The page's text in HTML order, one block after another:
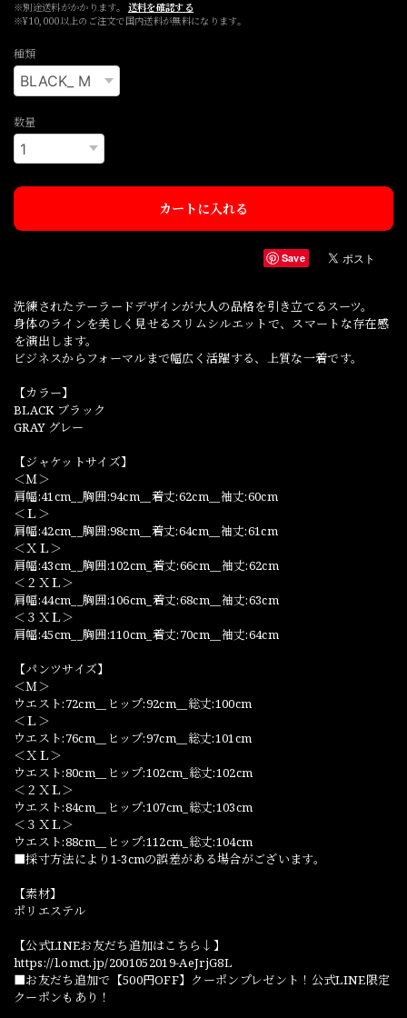
※別途送料がかかります。
送料を確認する
※¥10,000以上のご注文で国内送料が無料になります。
種類
数量
カートに入れる
Save
洗練されたテーラードデザインが大人の品格を引き立てるスーツ。
身体のラインを美しく見せるスリムシルエットで、スマートな存在感
を演出します。
ビジネスからフォーマルまで幅広く活躍する、上質な一着です。
【カラー】
BLACK ブラック
GRAY グレー
【ジャケットサイズ】
＜Ｍ＞
肩幅:41cm__胸囲:94cm__着丈:62cm__袖丈:60cm
＜Ｌ＞
肩幅:42cm__胸囲:98cm__着丈:64cm__袖丈:61cm
＜ＸＬ＞
肩幅:43cm__胸囲:102cm_着丈:66cm__袖丈:62cm
＜２ＸＬ＞
肩幅:44cm__胸囲:106cm_着丈:68cm__袖丈:63cm
＜３ＸＬ＞
肩幅:45cm__胸囲:110cm_着丈:70cm__袖丈:64cm
【パンツサイズ】
＜Ｍ＞
ウエスト:72cm__ヒップ:92cm__総丈:100cm
＜Ｌ＞
ウエスト:76cm__ヒップ:97cm__総丈:101cm
＜ＸＬ＞
ウエスト:80cm__ヒップ:102cm_総丈:102cm
＜２ＸＬ＞
ウエスト:84cm__ヒップ:107cm_総丈:103cm
＜３ＸＬ＞
ウエスト:88cm__ヒップ:112cm_総丈:104cm
■採寸方法により1-3cmの誤差がある場合がございます。
【素材】
ポリエステル
【公式LINEお友だち追加はこちら↓】
https://l.omct.jp/2001052019-AeJrjG8L
■お友だち追加で【500円OFF】クーポンプレゼント！公式LINE限定
クーポンもあり！